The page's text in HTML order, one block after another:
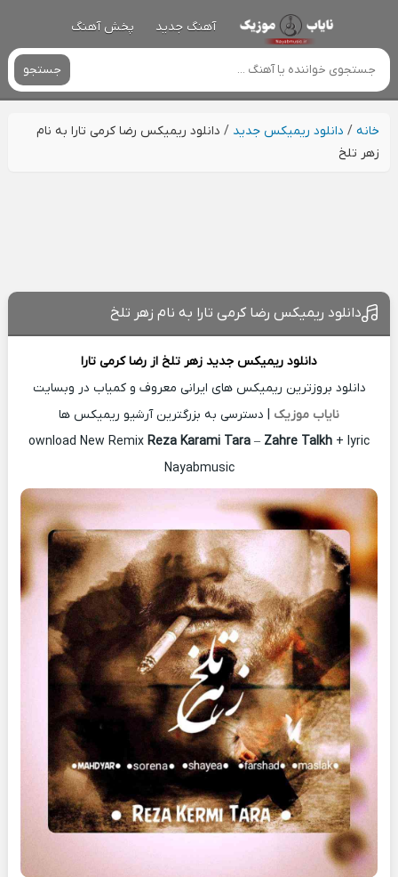
آهنگ جدید پخش آهنگ
جستجو
خانه/ دانلود ریمیکس جدید / دانلود ریمیکس رضا کرمی تارا به نام
زهر تلخ
دانلود ریمیکس رضا کرمی تارا به نام زهر تلخ
دانلود ریمیکس جدید زهر تلخ از رضا کرمی تارا
دانلود بروزترین ریمیکس های ایرانی معروف و کمیاب در وبسایت
نایاب موزیک | دسترسی به بزرگترین آرشیو ریمیکس ها
ownload New Remix Reza Karami Tara – Zahre Talkh + lyric
Nayabmusic